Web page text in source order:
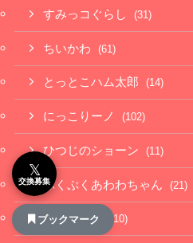
すみっコぐらし (31)
ちいかわ (61)
とっとこハム太郎 (14)
にっこりーノ (102)
ひつじのショーン (11)
ぷくぷくあわわちゃん (21)
もちにゃみ (10)
𝕏
交換募集
ブックマーク